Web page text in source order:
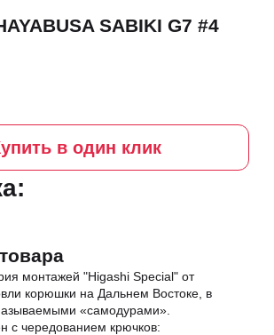
SABIKI G7 #4
в один клик
монтажей "Higashi Special" от
корюшки на Дальнем Востоке, в
«самодурами».
с чередованием крючков: